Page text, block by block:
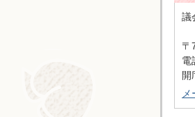
議
〒
電